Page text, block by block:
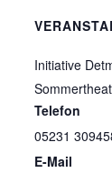
Initiative
Telefon
05231
E-Mail